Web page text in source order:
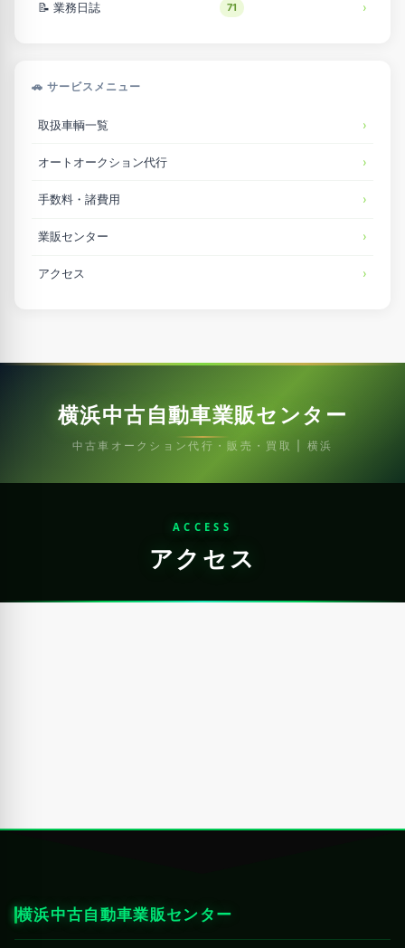
📝 業務日誌 71
🚗 サービスメニュー
取扱車輌一覧
オートオークション代行
手数料・諸費用
業販センター
アクセス
横浜中古自動車業販センター
中古車オークション代行・販売・買取 | 横浜
ACCESS
アクセス
横浜中古自動車業販センター